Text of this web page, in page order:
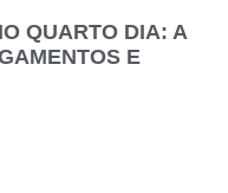
QUARTO DIA: A
E